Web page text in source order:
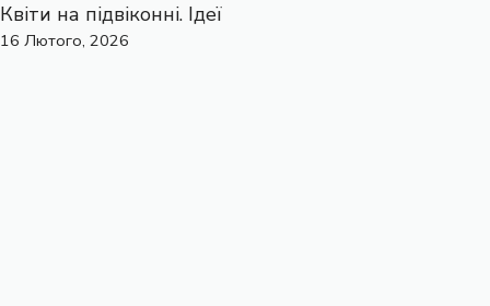
Квіти на підвіконні. Ідеї
16 Лютого, 2026